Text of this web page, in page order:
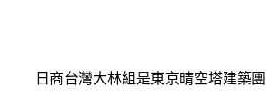
日商台灣大林組是東京晴空塔建築